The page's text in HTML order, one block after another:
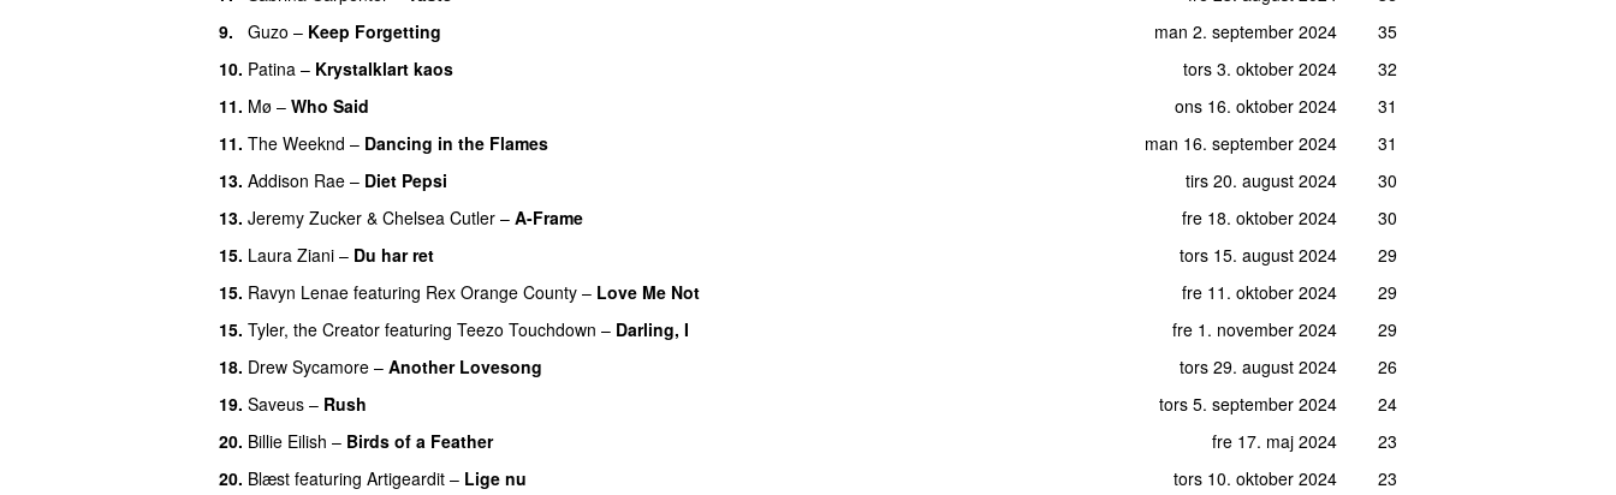
9.
Guzo – Keep Forgetting man 2. september 2024
35
10. Patina – Krystalklart kaos tors 3. oktober 2024
32
11. Mø – Who Said ons 16. oktober 2024
31
11. The Weeknd – Dancing in the Flames man 16. september 2024
31
13. Addison Rae – Diet Pepsi tirs 20. august 2024
30
13. Jeremy Zucker & Chelsea Cutler – A-Frame fre 18. oktober 2024
30
15. Laura Ziani – Du har ret tors 15. august 2024
29
15. Ravyn Lenae featuring Rex Orange County – Love Me Not fre 11. oktober 2024
29
15. Tyler, the Creator featuring Teezo Touchdown – Darling, I fre 1. november 2024
29
18. Drew Sycamore – Another Lovesong tors 29. august 2024
26
19. Saveus – Rush tors 5. september 2024
24
20. Billie Eilish – Birds of a Feather fre 17. maj 2024
23
20. Blæst featuring Artigeardit – Lige nu tors 10. oktober 2024
23